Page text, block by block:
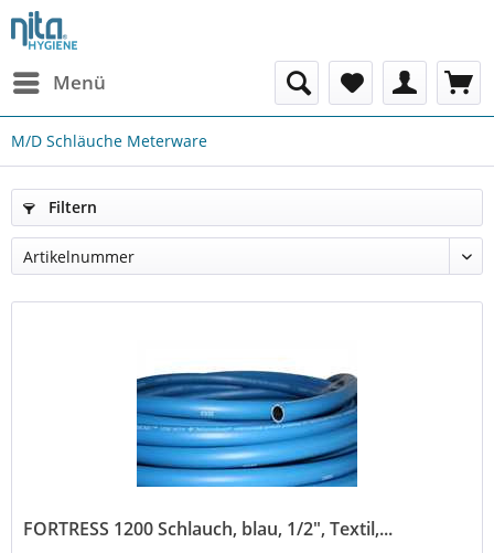
Menü
M/D Schläuche Meterware
Filtern
FORTRESS 1200 Schlauch, blau, 1/2", Textil,...